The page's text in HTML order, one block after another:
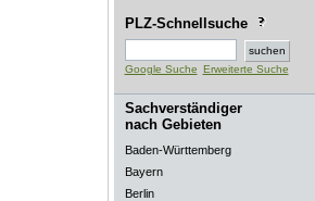
PLZ-Schnellsuche
Google Suche Erweiterte Suche
Sachverständiger
nach Gebieten
Baden-Württemberg
Bayern
Berlin